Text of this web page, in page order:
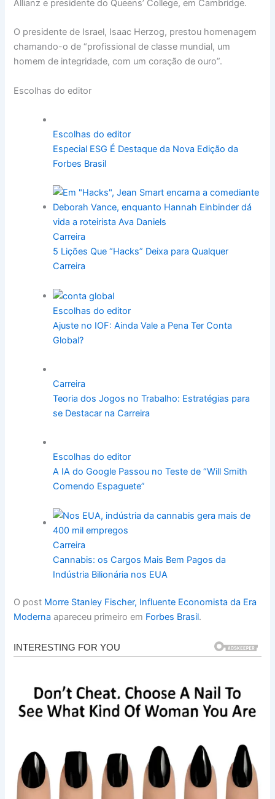
Allianz e presidente do Queens’ College, em Cambridge.
O presidente de Israel, Isaac Herzog, prestou homenagem
chamando-o de “profissional de classe mundial, um
homem de integridade, com um coração de ouro”.
Escolhas do editor
Escolhas do editor
Especial ESG É Destaque da Nova Edição da
Forbes Brasil
Carreira
5 Lições Que “Hacks” Deixa para Qualquer
Carreira
Escolhas do editor
Ajuste no IOF: Ainda Vale a Pena Ter Conta
Global?
Carreira
Teoria dos Jogos no Trabalho: Estratégias para
se Destacar na Carreira
Escolhas do editor
A IA do Google Passou no Teste de “Will Smith
Comendo Espaguete”
Carreira
Cannabis: os Cargos Mais Bem Pagos da
Indústria Bilionária nos EUA
O post Morre Stanley Fischer, Influente Economista da Era
Moderna apareceu primeiro em Forbes Brasil.